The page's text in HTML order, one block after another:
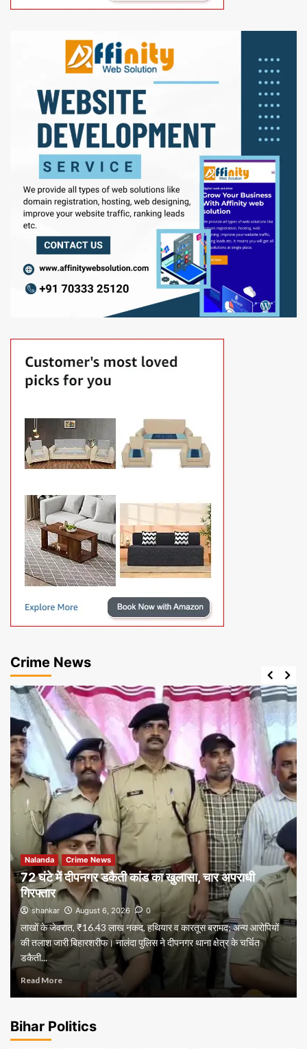
Crime News
Nalanda Crime News
72 घंटे में दीपनगर डकैती कांड का खुलासा, चार अपराधी
गिरफ्तार
shankar August 6, 2026 0
लाखों के जेवरात, ₹16.43 लाख नकद, हथियार व कारतूस बरामद; अन्य आरोपियों
की तलाश जारी बिहारशरीफ। नालंदा पुलिस ने दीपनगर थाना क्षेत्र के चर्चित
डकैती...
Read More
Bihar Politics